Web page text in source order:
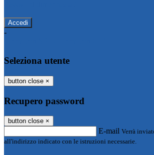
-
Seleziona utente
button close ×
Recupero password
button close ×
E-mail Verrà
all'indirizzo indicato con le istruzioni necessarie.